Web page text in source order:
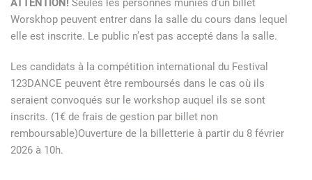
ATTENTION! Seules les personnes munies d’un billet
Worskhop peuvent entrer dans la salle du cours dans lequel
elle est inscrite. Le public n’est pas accepté dans la salle.
Les candidats à la compétition international du Festival
123DANCE peuvent être remboursés dans le cas où ils
seraient convoqués sur le workshop auquel ils se sont
inscrits. (1€ de frais de gestion par billet non
remboursable)Ouverture de la billetterie à partir du 8 février
2026 à 10h.